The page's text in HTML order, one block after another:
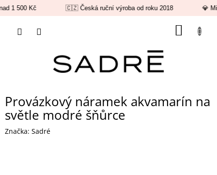
1 500 Kč 🇨🇿 Česká ruční výroba od roku 2018 💎
Provázkový náramek akvamarín na
světle modré šňůrce
Značka: Sadré